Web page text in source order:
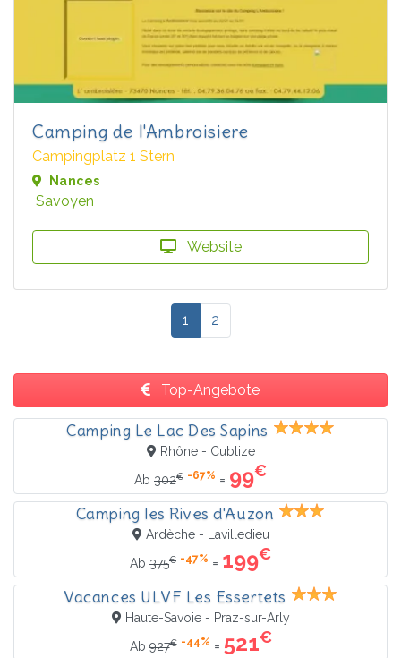
Camping de l'Ambroisiere
Campingplatz 1 Stern
Nances
Savoyen
Website
1 2
Top-Angebote
Camping Le Lac Des Sapins
Rhône - Cublize
Ab 302€ -67% = 99€
Camping les Rives d'Auzon
Ardèche - Lavilledieu
Ab 375€ -47% = 199€
Vacances ULVF Les Essertets
Haute-Savoie - Praz-sur-Arly
Ab927€ -44% = 521€